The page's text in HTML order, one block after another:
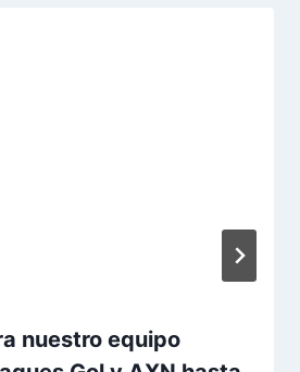
nuestro equipo